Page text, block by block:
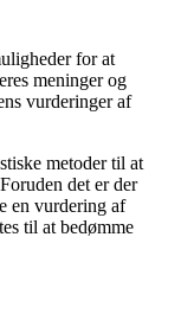
for at
meninger og
vurderinger af
metoder til at
det er der
en vurdering af
til at bedømme